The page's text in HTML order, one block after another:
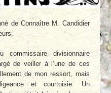
de Connaître M. Candidier
commissaire divisionnaire
de veiller à l’une de ces
de mon ressort, mais
et courtoisie. Un